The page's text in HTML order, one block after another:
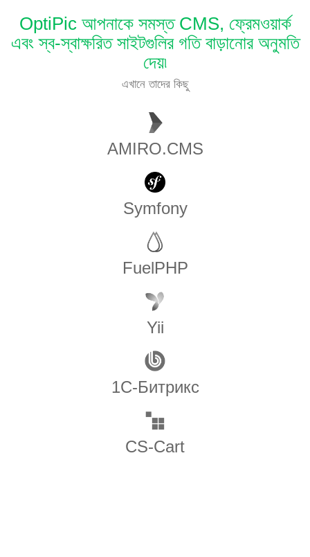
OptiPic আপনাকে সমস্ত CMS, ফ্রেমওয়ার্ক
এবং স্ব-স্বাক্ষরিত সাইটগুলির গতি বাড়ানোর অনুমতি
দেয়৷
এখানে তাদের কিছু
AMIRO.CMS
Symfony
FuelPHP
Yii
1С-Битрикс
CS-Cart